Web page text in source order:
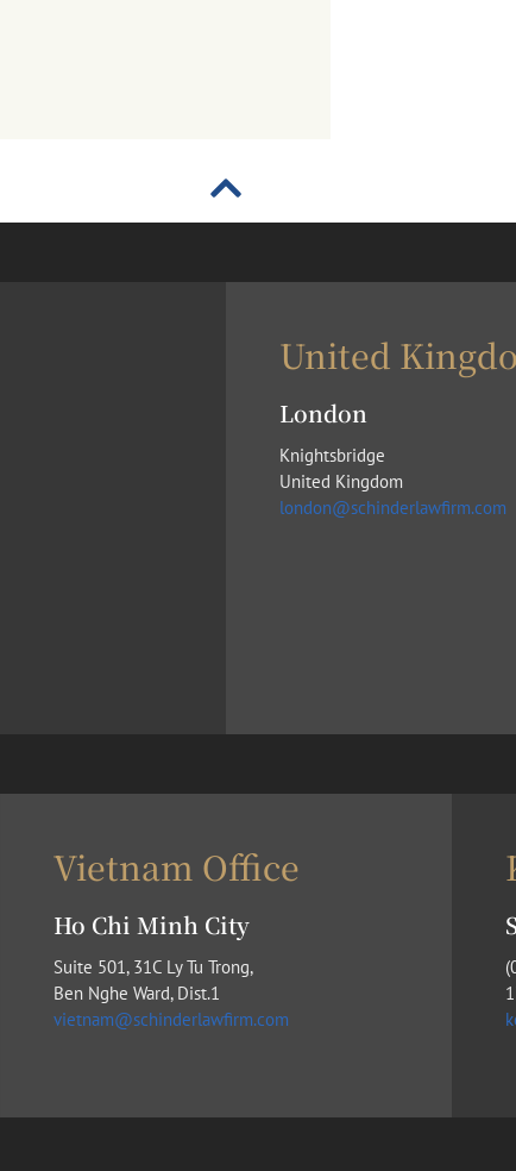
United
London
Knightsbridge
United Kingdom
london@schinderlawfirm.com
Vietnam Office
Ho Chi Minh City
Suite 501, 31C Ly Tu Trong,
Ben Nghe Ward, Dist.1
vietnam@schinderlawfirm.com